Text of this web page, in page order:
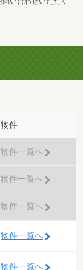
物件
物件一覧へ
物件一覧へ
物件一覧へ
物件一覧へ
物件一覧へ